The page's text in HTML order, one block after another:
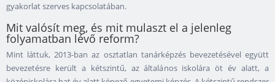
gyakorlat szerves kapcsolatában.
Mit valósít meg, és mit mulaszt el a jelenleg
folyamatban lévő reform?
Mint láttuk, 2013-ban az osztatlan tanárképzés bevezetésével együtt
bevezetésre került a kétszintű, az általános iskolára öt év alatt, a